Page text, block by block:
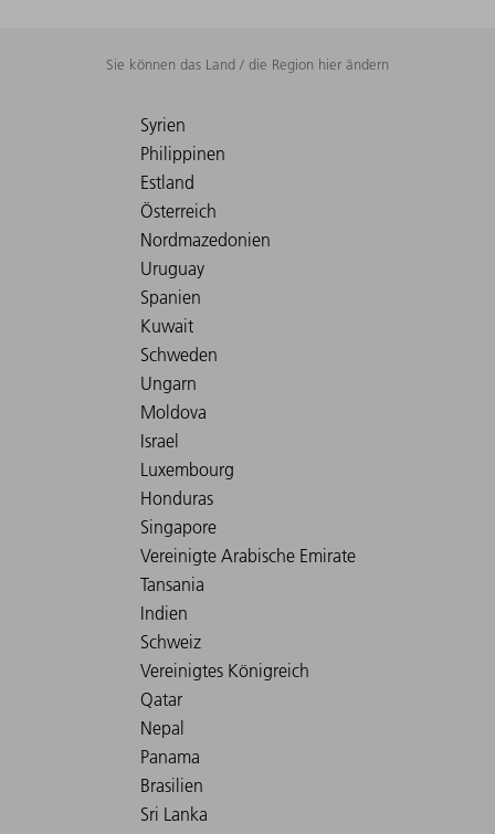
Sie können das Land / die Region hier ändern